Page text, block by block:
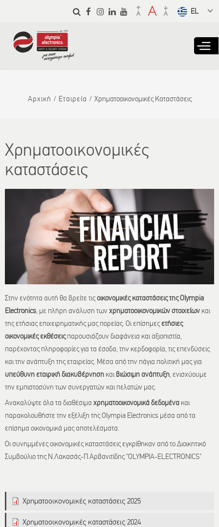
Παράκαμψη
προς το
from the
dropdown
to translate
Αρχική Εταιρεία Χρηματοοικονομικές Καταστάσεις
Χρηματοοικονομικές
καταστάσεις
Στην ενότητα αυτή θα βρείτε τιςοικονομικές καταστάσεις της Olympia
Electronics, με πλήρη ανάλυση τωνχρηματοοικονομικών στοιχείων και
της ετήσιας επιχειρηματικής μας πορείας. Οι επίσημες ετήσιες
οικονομικές εκθέσειςπαρουσιάζουν διαφάνεια και αξιοπιστία,
παρέχοντας πληροφορίες για τα έσοδα, την κερδοφορία, τις επενδύσεις
και την ανάπτυξη της εταιρείας. Μέσα από την πάγια πολιτική μας για
υπεύθυνη εταιρική διακυβέρνηση καιβιώσιμη ανάπτυξη, ενισχύουμε
την εμπιστοσύνη των συνεργατών και πελατών μας.
Ανακαλύψτε όλα τα διαθέσιμα χρηματοοικονομικά δεδομένα και
παρακολουθήστε την εξέλιξη της Olympia Electronics μέσα από τα
επίσημα οικονομικά μας αποτελέσματα.
Οι συνημμένες οικονομικές καταστάσεις εγκρίθηκαν από το Διοικητικό
Συμβούλιο της Ν.Λακασάς-Π.Αρβανιτίδης "OLYMPIA-ELECTRONICS"
Χρηματοοικονομικές καταστάσεις 2025
Χρηματοοικονομικές καταστάσεις 2024